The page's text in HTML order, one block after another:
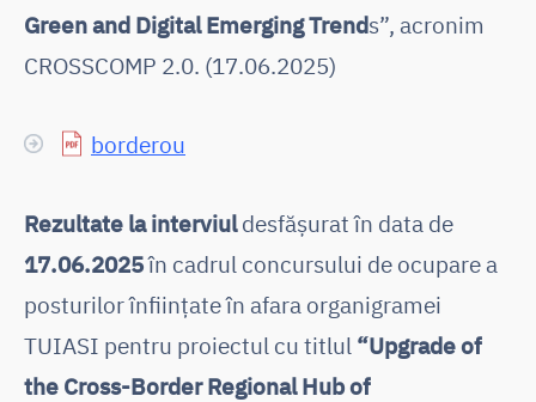
Green and Digital Emerging Trends”, acronim
CROSSCOMP 2.0. (17.06.2025)
borderou
Rezultate la interviuldesfășurat în data de
17.06.2025în cadrul concursului de ocupare a
posturilor înființate în afara organigramei
TUIASI pentru proiectul cu titlul “Upgrade of
the Cross-Border Regional Hub of